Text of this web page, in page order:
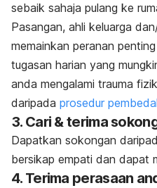
sebaik sahaja pulang ke
Pasangan, ahli keluarga
memainkan peranan
tugasan harian yang
anda mengalami trauma
daripada prosedur
3. Cari & terima
Dapatkan sokongan
bersikap empati dan dapat
4. Terima perasaan